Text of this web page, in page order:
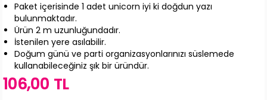
Paket içerisinde 1 adet unicorn iyi ki doğdun yazı
bulunmaktadır.
Ürün 2 m uzunluğundadır.
İstenilen yere asılabilir.
Doğum günü ve parti organizasyonlarınızı süslemede
kullanabileceğiniz şık bir üründür.
106,00 TL